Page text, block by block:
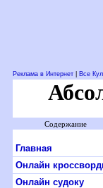
Реклама в Интернет Все
Содержание
Главная
Онлайн
Онлайн судоку